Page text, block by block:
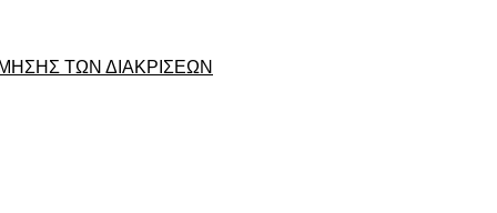
ΤΩΝ ΔΙΑΚΡΙΣΕΩΝ